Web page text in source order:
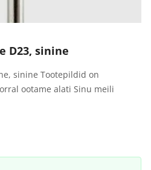
D23, sinine
sinine Tootepildid on
ootame alati Sinu meili